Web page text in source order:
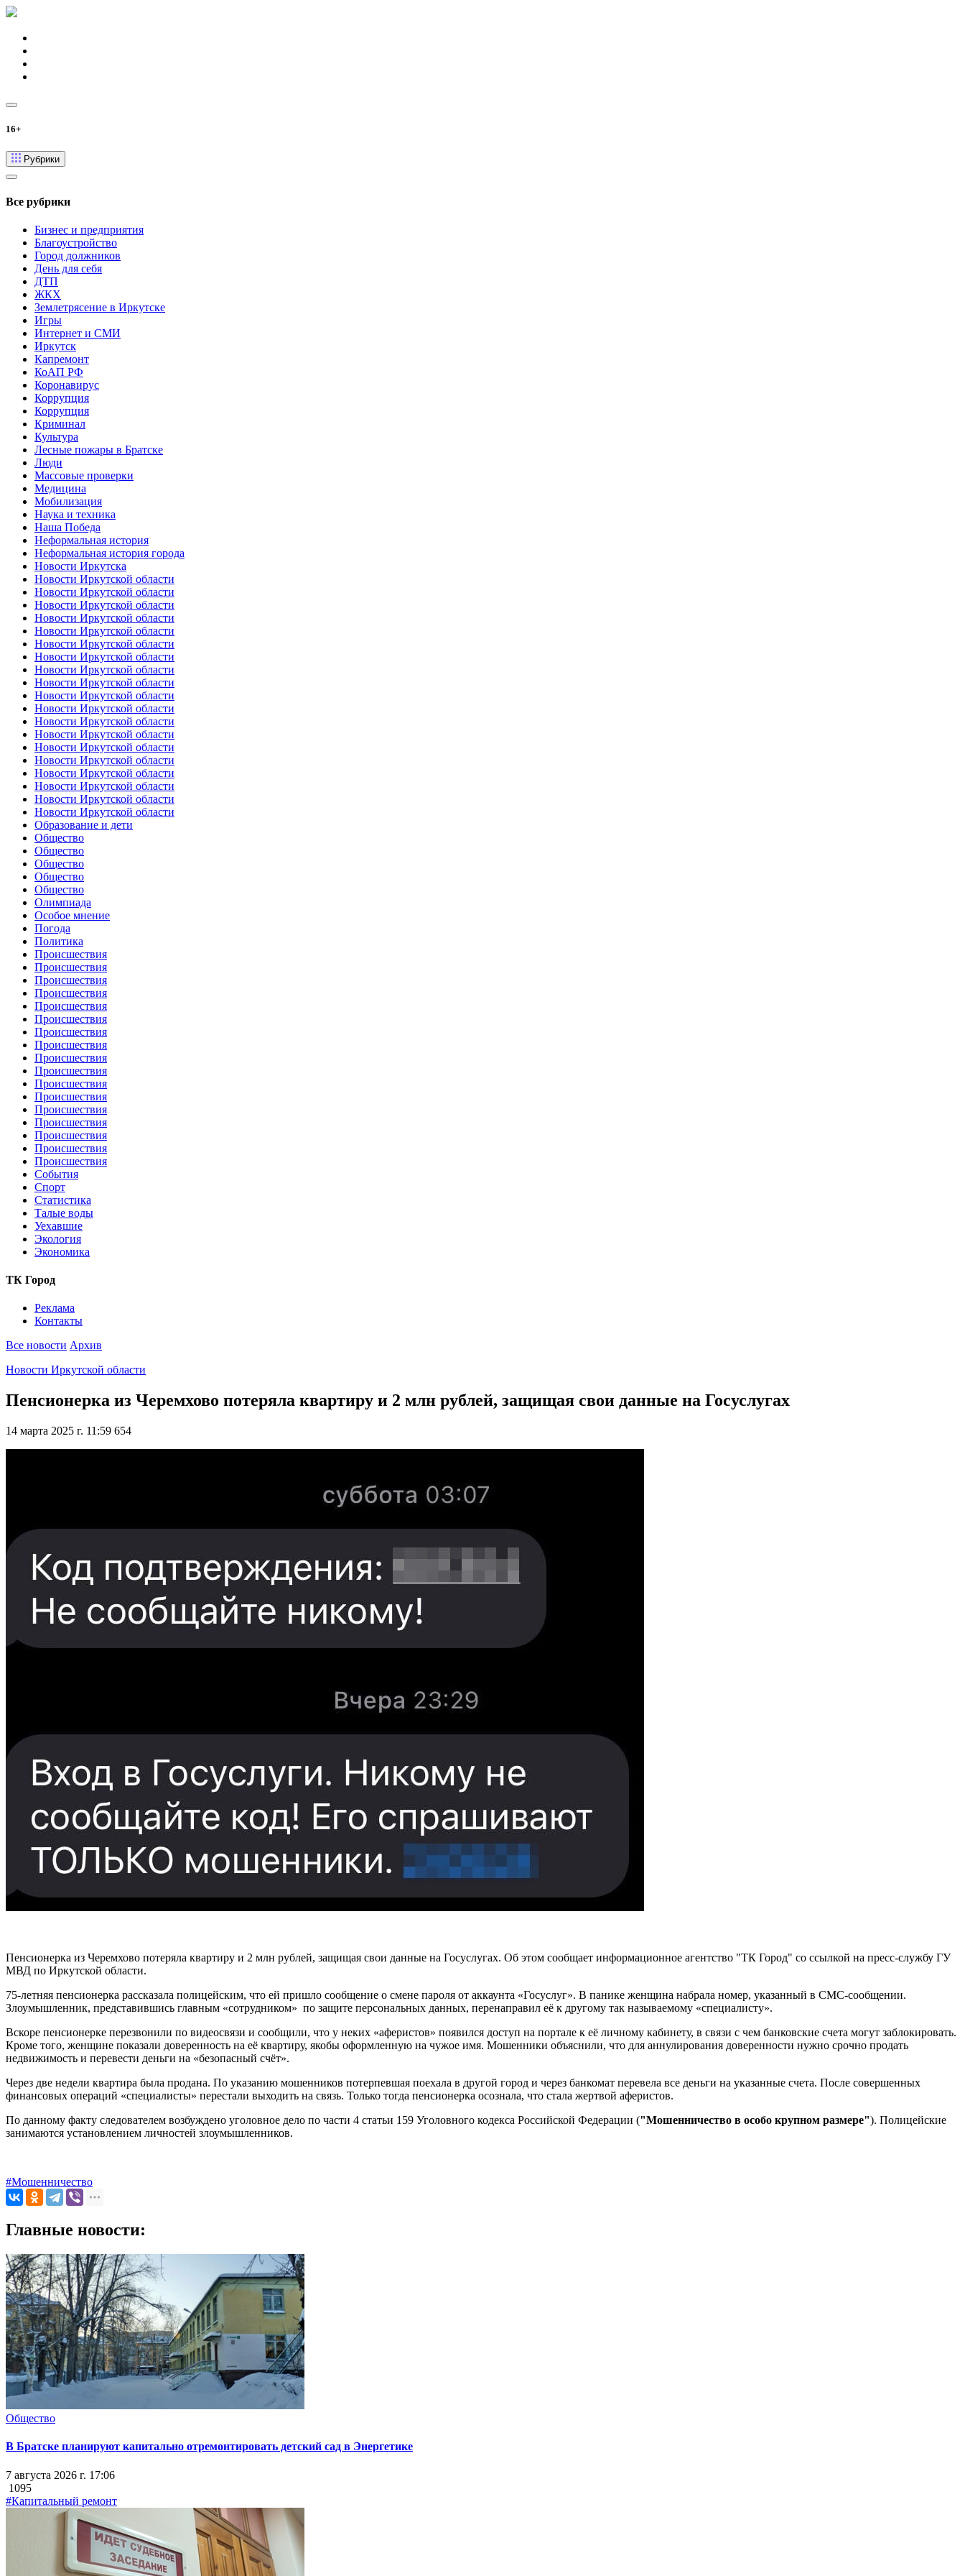
16+
Рубрики
Все рубрики
Бизнес и предприятия
Благоустройство
Город должников
День для себя
ДТП
ЖКХ
Землетрясение в Иркутске
Игры
Интернет и СМИ
Иркутск
Капремонт
КоАП РФ
Коронавирус
Коррупция
Коррупция
Криминал
Культура
Лесные пожары в Братске
Люди
Массовые проверки
Медицина
Мобилизация
Наука и техника
Наша Победа
Неформальная история
Неформальная история города
Новости Иркутска
Новости Иркутской области
Новости Иркутской области
Новости Иркутской области
Новости Иркутской области
Новости Иркутской области
Новости Иркутской области
Новости Иркутской области
Новости Иркутской области
Новости Иркутской области
Новости Иркутской области
Новости Иркутской области
Новости Иркутской области
Новости Иркутской области
Новости Иркутской области
Новости Иркутской области
Новости Иркутской области
Новости Иркутской области
Новости Иркутской области
Новости Иркутской области
Образование и дети
Общество
Общество
Общество
Общество
Общество
Олимпиада
Особое мнение
Погода
Политика
Происшествия
Происшествия
Происшествия
Происшествия
Происшествия
Происшествия
Происшествия
Происшествия
Происшествия
Происшествия
Происшествия
Происшествия
Происшествия
Происшествия
Происшествия
Происшествия
Происшествия
События
Спорт
Статистика
Талые воды
Уехавшие
Экология
Экономика
ТК Город
Реклама
Контакты
Все новости Архив
Новости Иркутской области
Пенсионерка из Черемхово потеряла квартиру и 2 млн рублей, защищая свои данные на Госуслугах
14 марта 2025 г. 11:59 654
Пенсионерка из Черемхово потеряла квартиру и 2 млн рублей, защищая свои данные на Госуслугах. Об этом сообщает информационное агентство "ТК Город" со ссылкой на пресс-службу ГУ
МВД по Иркутской области.
75-летняя пенсионерка рассказала полицейским, что ей пришло сообщение о смене пароля от аккаунта «Госуслуг». В панике женщина набрала номер, указанный в СМС-сообщении.
Злоумышленник, представившись главным «сотрудником» по защите персональных данных, перенаправил её к другому так называемому «специалисту».
Вскоре пенсионерке перезвонили по видеосвязи и сообщили, что у неких «аферистов» появился доступ на портале к её личному кабинету, в связи с чем банковские счета могут заблокировать.
Кроме того, женщине показали доверенность на её квартиру, якобы оформленную на чужое имя. Мошенники объяснили, что для аннулирования доверенности нужно срочно продать
недвижимость и перевести деньги на «безопасный счёт».
Через две недели квартира была продана. По указанию мошенников потерпевшая поехала в другой город и через банкомат перевела все деньги на указанные счета. После совершенных
финансовых операций «специалисты» перестали выходить на связь. Только тогда пенсионерка осознала, что стала жертвой аферистов.
По данному факту следователем возбуждено уголовное дело по части 4 статьи 159 Уголовного кодекса Российской Федерации ("Мошенничество в особо крупном размере"). Полицейские
занимаются установлением личностей злоумышленников.
#Мошенничество
Главные новости:
Общество
В Братске планируют капитально отремонтировать детский сад в Энергетике
7 августа 2026 г. 17:06
1095
#Капитальный ремонт